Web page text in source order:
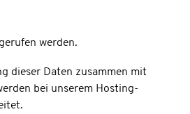
werden.
dieser Daten zusammen mit
bei unserem Hosting-